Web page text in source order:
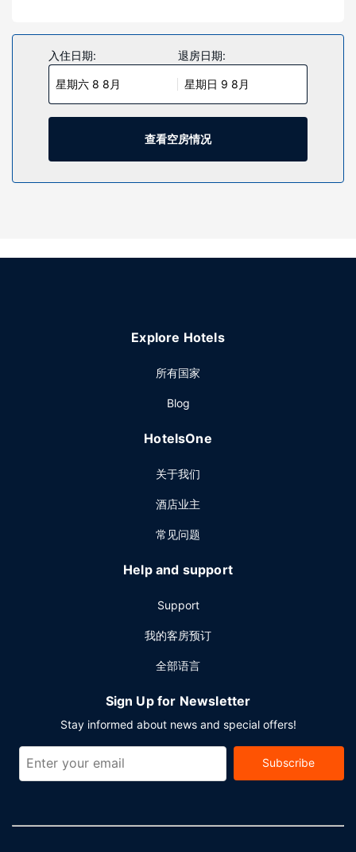
您与朋友保持联系；卫星频道可满足您的娱乐需求。浴室提供
淋浴设施和吹风机。便利设施包括书桌，每天提供客房服务；
还可应要求提供熨斗/熨板。
物业设施
您可利用免费 WiFi和宴会厅等便利服务和设施。收费沙滩班车
方便您前去冲浪、享受沙滩。
在贝尔维尤餐厅酒店，您可以去餐厅享用美餐。您可以到酒吧/
入住日期:
星期六 8 8月
退房日期:
星期日 9 8月
查看空房情况
Explore Hotels
所有国家
Blog
HotelsOne
关于我们
酒店业主
常见问题
Help and support
Support
我的客房预订
全部语言
Sign Up for Newsletter
Stay informed about news and special offers!
Subscribe